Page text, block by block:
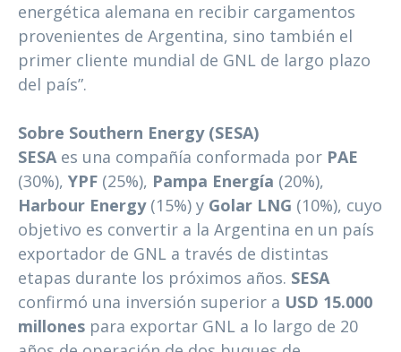
energética alemana en recibir cargamentos
provenientes de Argentina, sino también el
primer cliente mundial de GNL de largo plazo
del país”.
Sobre Southern Energy (SESA)
SESAes una compañía conformada por PAE
(30%), YPF (25%), Pampa Energía (20%),
Harbour Energy(15%) y Golar LNG (10%), cuyo
objetivo es convertir a la Argentina en un país
exportador de GNL a través de distintas
etapas durante los próximos años. SESA
confirmó una inversión superior a USD 15.000
millones para exportar GNL a lo largo de 20